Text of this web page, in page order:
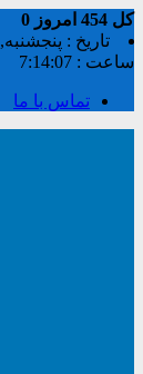
کل امروز 0
تاریخ : پنجشنبه, ۱۵ مرداد , ۱۴۰۵
ساعت : 7:14:07
تماس با ما